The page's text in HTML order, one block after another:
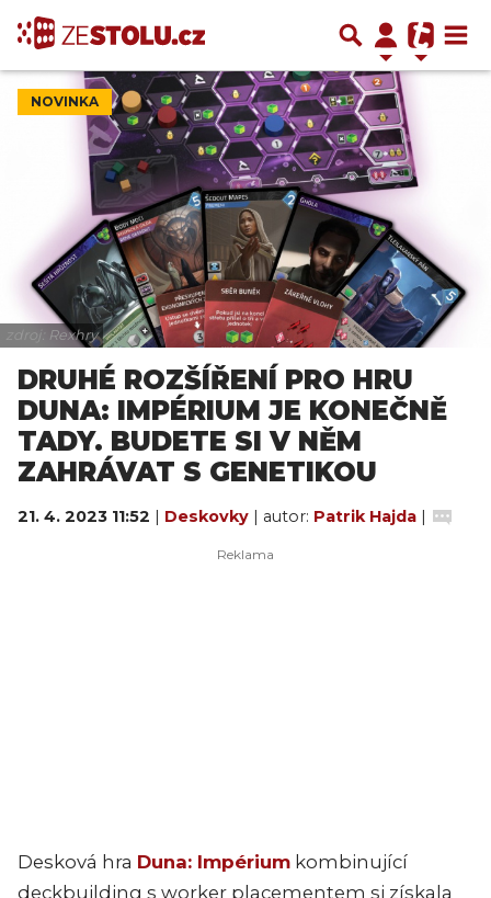
NOVINKA
zdroj: Rexhry
DRUHÉ ROZŠÍŘENÍ PRO HRU
DUNA: IMPÉRIUM JE KONEČNĚ
TADY. BUDETE SI V NĚM
ZAHRÁVAT S GENETIKOU
21. 4. 2023 11:52 | Deskovky | autor: Patrik Hajda |
Desková hra Duna: Impérium kombinující
deckbuilding s worker placementem si získala